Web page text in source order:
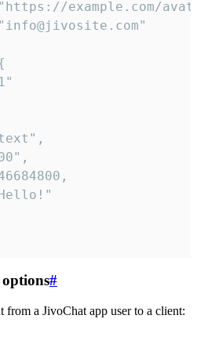
#
from a JivoChat app user to a client: